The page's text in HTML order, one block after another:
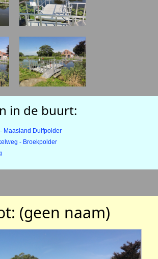
in de buurt:
Maasland Duifpolder
- Broekpolder
(geen naam)